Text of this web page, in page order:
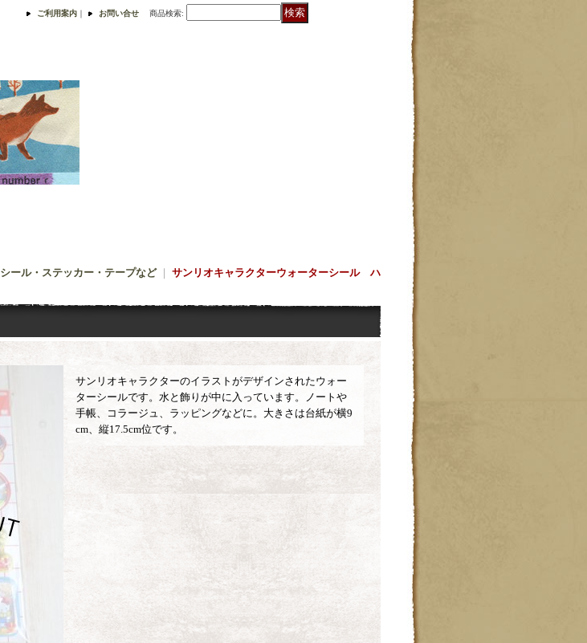
ご利用案内 ｜ お問い合せ 商品検索:
シール・ステッカー・テープなど｜ サンリオキャラクターウォーターシール ハ
サンリオキャラクターのイラストがデザインされたウォー
ターシールです。水と飾りが中に入っています。ノートや
手帳、コラージュ、ラッピングなどに。大きさは台紙が横9
cm、縦17.5cm位です。